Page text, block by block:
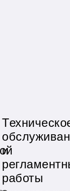
и
работы